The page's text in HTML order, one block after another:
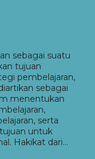
sebagai suatu
tujuan
pembelajaran,
sebagai
menentukan
serta
untuk
Hakikat dari…